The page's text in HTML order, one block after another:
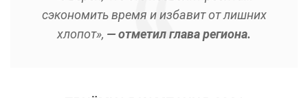
сэкономить время и избавит от лишних
хлопот», — отметил глава региона.